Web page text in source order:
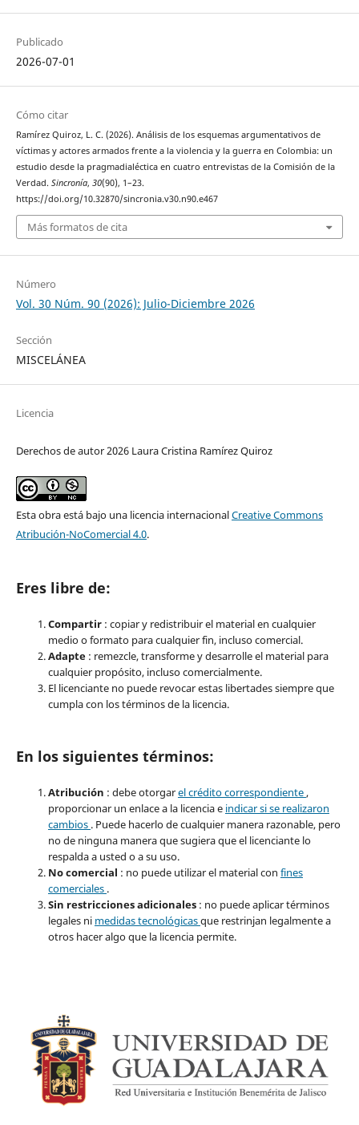
Publicado
2026-07-01
Cómo citar
Ramírez Quiroz, L. C. (2026). Análisis de los esquemas argumentativos de
víctimas y actores armados frente a la violencia y la guerra en Colombia: un
estudio desde la pragmadialéctica en cuatro entrevistas de la Comisión de la
Verdad. Sincronía, 30(90), 1–23.
https://doi.org/10.32870/sincronia.v30.n90.e467
Más formatos de cita
Número
Vol. 30 Núm. 90 (2026): Julio-Diciembre 2026
Sección
MISCELÁNEA
Licencia
Derechos de autor 2026 Laura Cristina Ramírez Quiroz
Esta obra está bajo una licencia internacionalCreative Commons
Atribución-NoComercial 4.0.
Eres libre de:
Compartir : copiar y redistribuir el material en cualquier
medio o formato para cualquier fin, incluso comercial.
Adapte : remezcle, transforme y desarrolle el material para
cualquier propósito, incluso comercialmente.
El licenciante no puede revocar estas libertades siempre que
cumpla con los términos de la licencia.
En los siguientes términos:
Atribución : debe otorgarel crédito correspondiente,
proporcionar un enlace a la licencia e indicar si se realizaron
cambios . Puede hacerlo de cualquier manera razonable, pero
no de ninguna manera que sugiera que el licenciante lo
respalda a usted o a su uso.
No comercial : no puede utilizar el material con fines
comerciales .
Sin restricciones adicionales : no puede aplicar términos
legales ni medidas tecnológicasque restrinjan legalmente a
otros hacer algo que la licencia permite.